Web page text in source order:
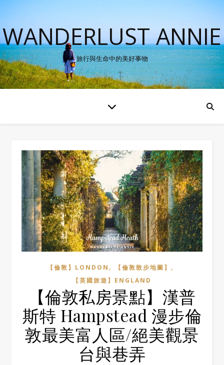
WANDERLUST ANNIE
旅行與生命中的美好事物
【倫敦】LONDON , 【倫敦散步地圖】 ,
【英國旅遊】ENGLAND
【倫敦私房景點】漢普
斯特 Hampstead 漫步倫
敦最美富人區/絕美觀景
台與巷弄